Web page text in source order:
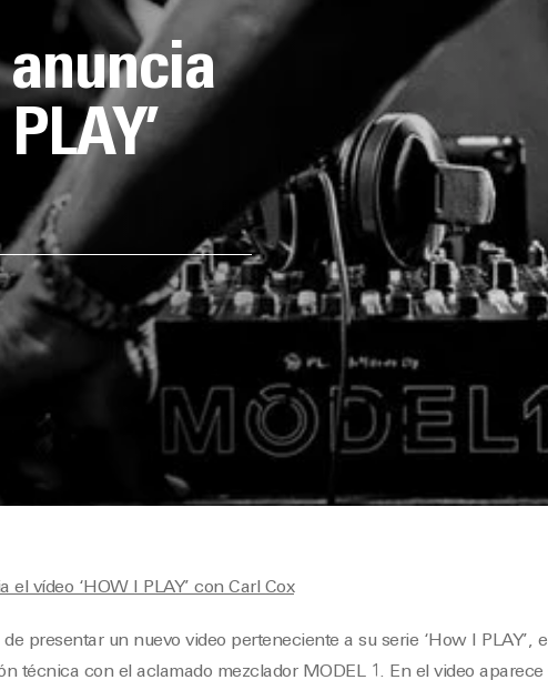
presentar un nuevo video perteneciente a su serie ‘How I PLAY’,
técnica con el aclamado mezclador MODEL 1. En el video aparece